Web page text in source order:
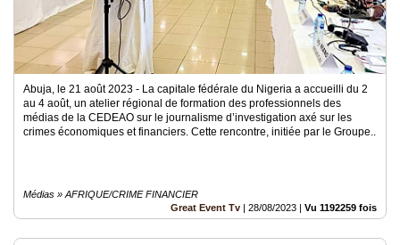
Blogs
Prémium
Inscription
annuaire
Accès
Abuja, le 21 août 2023 - La capitale fédérale du Nigeria a accueilli du 2
au 4 août, un atelier régional de formation des professionnels des
médias de la CEDEAO sur le journalisme d’investigation axé sur les
crimes économiques et financiers. Cette rencontre, initiée par le Groupe..
Médias » AFRIQUE/CRIME FINANCIER
Great Event Tv | 28/08/2023 | Vu 1192259 fois